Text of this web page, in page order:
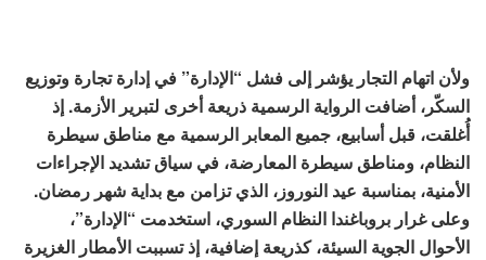
ولأن اتهام التجار يؤشر إلى فشل “الإدارة” في إدارة تجارة وتوزيع
السكّر، أضافت الرواية الرسمية ذريعة أخرى لتبرير الأزمة. إذ
أُغلقت، قبل أسابيع، جميع المعابر الرسمية مع مناطق سيطرة
النظام، ومناطق سيطرة المعارضة، في سياق تشديد الإجراءات
الأمنية، بمناسبة عيد النوروز، الذي تزامن مع بداية شهر رمضان.
وعلى غرار بروباغندا النظام السوري، استخدمت “الإدارة”،
الأحوال الجوية السيئة، كذريعة إضافية، إذ تسببت الأمطار الغزيرة